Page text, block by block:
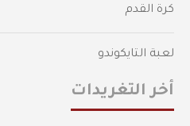
كرة القدم
لعبة التايكوندو
أخر التغريدات